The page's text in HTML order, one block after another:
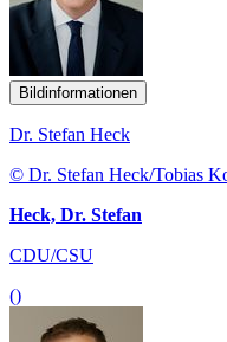
Bildinformationen
Dr. Stefan Heck
© Dr. Stefan Heck/Tobias
Heck, Dr. Stefan
CDU/CSU
()